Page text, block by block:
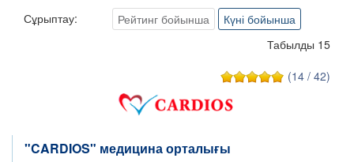
Сұрыптау: Рейтинг бойынша
Күні бойынша
Табылды 15
(14 / 42)
"CARDIOS" медицина орталығы